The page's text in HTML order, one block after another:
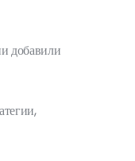
добавили